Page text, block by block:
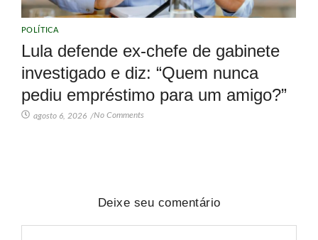
POLÍTICA
Lula defende ex-chefe de gabinete
investigado e diz: “Quem nunca
pediu empréstimo para um amigo?”
agosto 6, 2026 /No Comments
Deixe seu comentário